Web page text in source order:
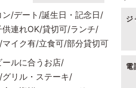
ン デート 誕生日・記念日
供連れOK 貸切可 ランチ
マイク有 立食可 部分貸切可
ジ
ールに合うお店
グリル・ステーキ
電